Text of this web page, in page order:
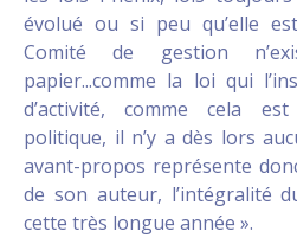
évolué ou si peu qu’elle
Comité de gestion
papier...comme la loi qui
d’activité, comme cela
politique, il n’y a dès lors
avant-propos représente
de son auteur, l’intégralité
cette très longue année ».